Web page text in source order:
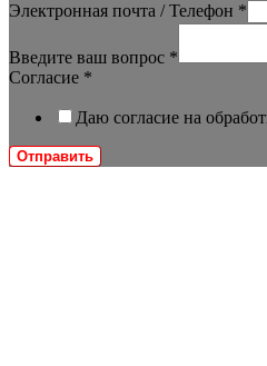
Электронная почта / Телефон *
Введите ваш вопрос *
Согласие *
Даю согласие на
Отправить